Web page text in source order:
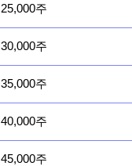
25,000주
30,000주
35,000주
40,000주
45,000주